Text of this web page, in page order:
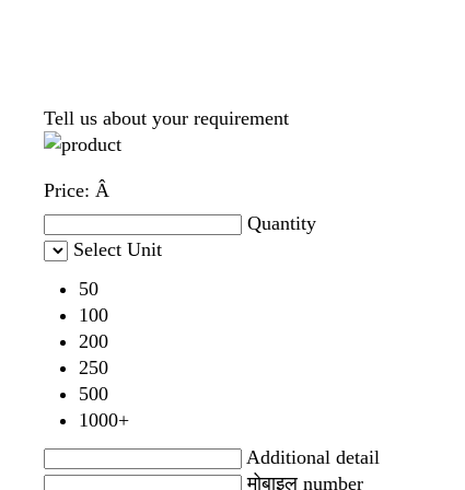
Tell us about your requirement
Price: Â
Quantity
Select Unit
50
100
200
250
500
1000+
Additional detail
मोबाइल number